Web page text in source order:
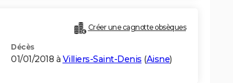
Créer une cagnotte obsèques
Décès
01/01/2018 à Villiers-Saint-Denis (Aisne)